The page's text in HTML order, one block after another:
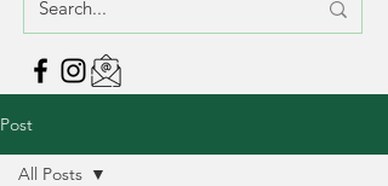
Post
All Posts